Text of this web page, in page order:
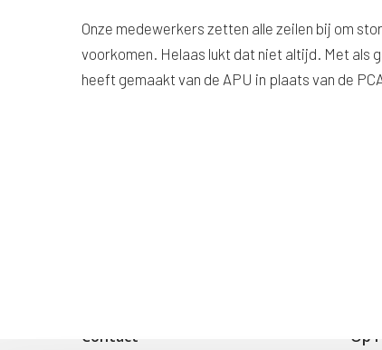
Onze medewerkers zetten alle zeilen bij om
voorkomen. Helaas lukt dat niet altijd. Met als
heeft gemaakt van de APU in plaats van de
Contact Op